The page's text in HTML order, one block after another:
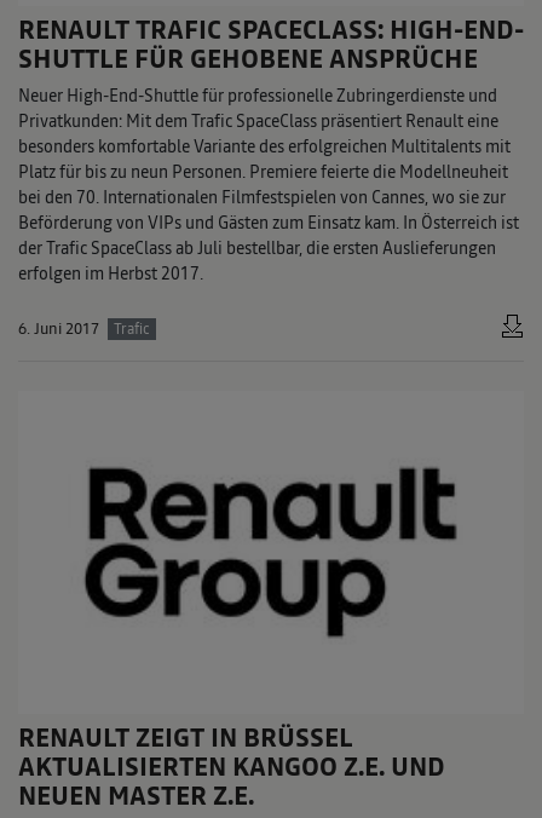
RENAULT TRAFIC SPACECLASS: HIGH-END-
SHUTTLE FÜR GEHOBENE ANSPRÜCHE
Neuer High-End-Shuttle für professionelle Zubringerdienste und
Privatkunden: Mit dem Trafic SpaceClass präsentiert Renault eine
besonders komfortable Variante des erfolgreichen Multitalents mit
Platz für bis zu neun Personen. Premiere feierte die Modellneuheit
bei den 70. Internationalen Filmfestspielen von Cannes, wo sie zur
Beförderung von VIPs und Gästen zum Einsatz kam. In Österreich ist
der Trafic SpaceClass ab Juli bestellbar, die ersten Auslieferungen
erfolgen im Herbst 2017.
6. Juni 2017 Trafic
RENAULT ZEIGT IN BRÜSSEL
AKTUALISIERTEN KANGOO Z.E. UND
NEUEN MASTER Z.E.